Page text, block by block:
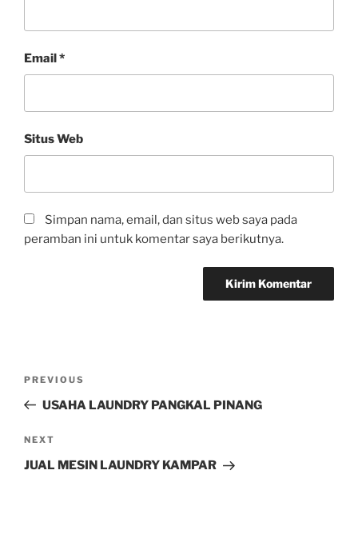
Email*
Situs Web
Simpan nama, email, dan situs web saya pada
peramban ini untuk komentar saya berikutnya.
PREVIOUS
USAHA LAUNDRY PANGKAL PINANG
NEXT
JUAL MESIN LAUNDRY KAMPAR